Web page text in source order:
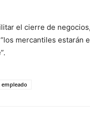
el cierre de
mercantiles estarán
empleado